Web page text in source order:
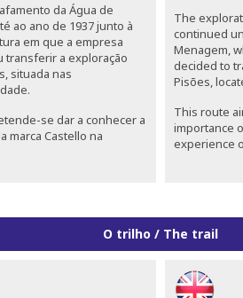
da Água de
ao ano de 1937 junto à
em que a empresa
transferir a exploração
situada nas
se dar a conhecer a
marca Castello na
The
continued
Menagem,
decided to
Pisões,
This route
importance
experience
O trilho / The trail